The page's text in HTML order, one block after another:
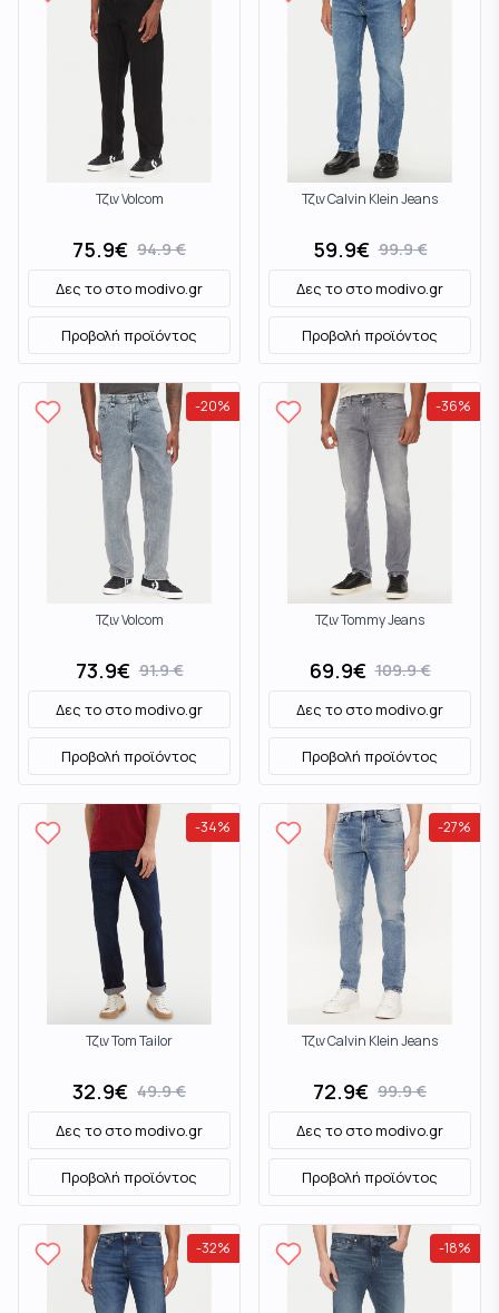
Τζιν Volcom
75.9€ 94.9€
Δες το στοmodivo.gr
Προβολή προϊόντος
Τζιν Calvin Klein Jeans
59.9€ 99.9€
Δες το στοmodivo.gr
Προβολή προϊόντος
-20%
Τζιν Volcom
73.9€ 91.9€
Δες το στοmodivo.gr
Προβολή προϊόντος
-36%
Τζιν Tommy Jeans
69.9€ 109.9€
Δες το στοmodivo.gr
Προβολή προϊόντος
-34%
Τζιν Tom Tailor
32.9€ 49.9€
Δες το στοmodivo.gr
Προβολή προϊόντος
-27%
Τζιν Calvin Klein Jeans
72.9€ 99.9€
Δες το στοmodivo.gr
Προβολή προϊόντος
-32% -18%